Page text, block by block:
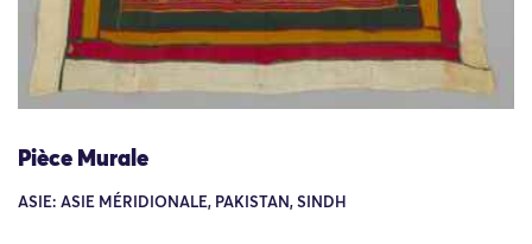
Pièce Murale
ASIE: ASIE MÉRIDIONALE, PAKISTAN, SINDH